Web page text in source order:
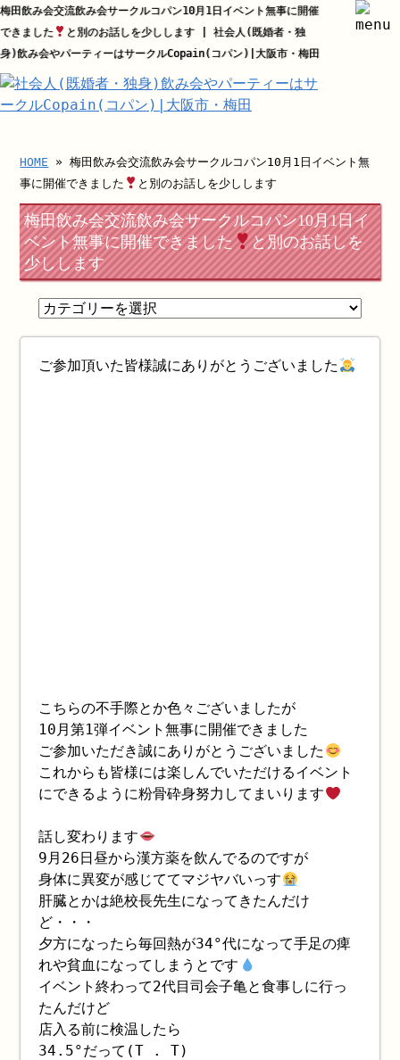
梅田飲み会交流飲み会サークルコパン10月1日イベント無事に開催
できました
と別のお話しを少しします | 社会人(既婚者・独
身)飲み会やパーティーはサークルCopain(コパン)|大阪市・梅田
HOME » 梅田飲み会交流飲み会サークルコパン10月1日イベント無
事に開催できました
と別のお話しを少しします
梅田飲み会交流飲み会サークルコパン10月1日イ
ベント無事に開催できました
と別のお話しを
少しします
ご参加頂いた皆様誠にありがとうございました
こちらの不手際とか色々ございましたが
10月第1弾イベント無事に開催できました
ご参加いただき誠にありがとうございました
これからも皆様には楽しんでいただけるイベント
にできるように粉骨砕身努力してまいります
話し変わります
9月26日昼から漢方薬を飲んでるのですが
身体に異変が感じててマジヤバいっす
肝臓とかは絶校長先生になってきたんだけ
ど・・・
夕方になったら毎回熱が34°代になって手足の痺
れや貧血になってしまうとです
イベント終わって2代目司会子亀と食事しに行っ
たんだけど
店入る前に検温したら
34.5°だって(T . T)